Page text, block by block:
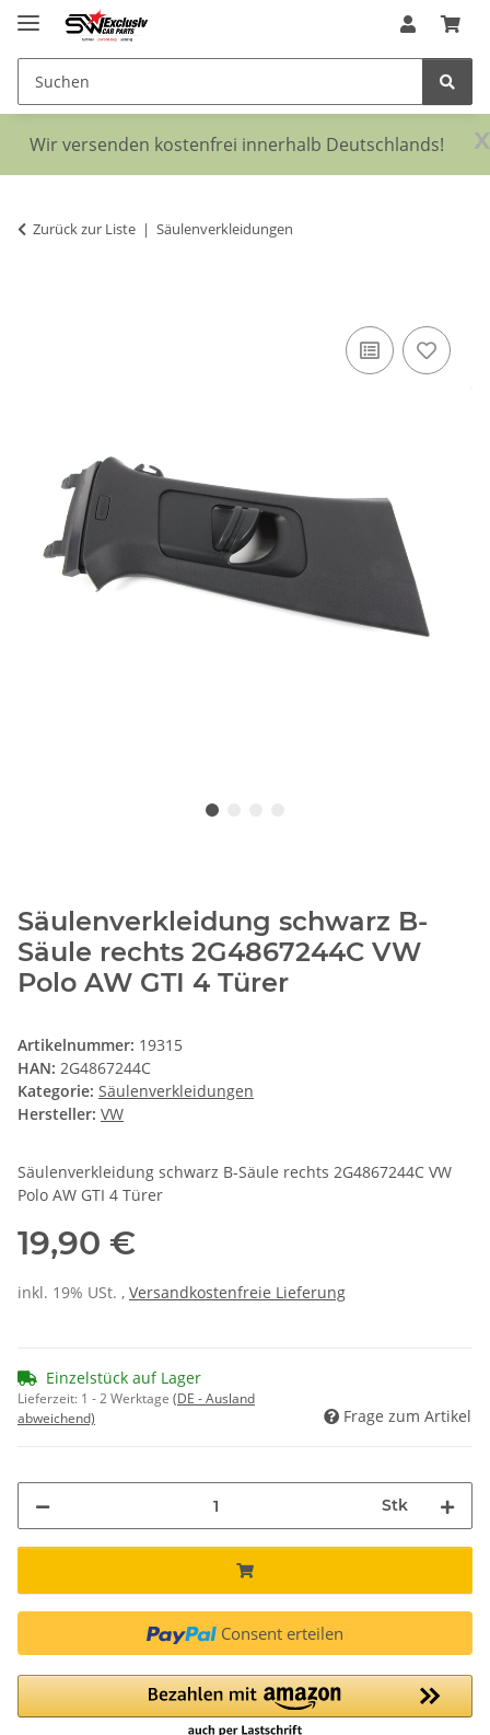
x
Wir versenden kostenfrei innerhalb Deutschlands!
Zurück zur Liste Säulenverkleidungen
Säulenverkleidung schwarz B-
Säule rechts 2G4867244C VW
Polo AW GTI 4 Türer
Artikelnummer: 19315
HAN: 2G4867244C
Kategorie: Säulenverkleidungen
Hersteller: VW
Säulenverkleidung schwarz B-Säule rechts 2G4867244C VW
Polo AW GTI 4 Türer
19,90 €
inkl. 19% USt. , Versandkostenfreie Lieferung
Einzelstück auf Lager
Lieferzeit: 1 - 2 Werktage (DE - Ausland
abweichend)
Frage zum Artikel
Stk
Consent erteilen